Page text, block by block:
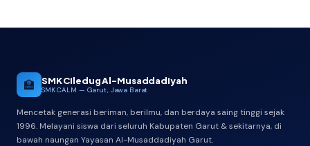
🏫 SMK Ciledug Al-Musaddadiyah
SMK CALM — Garut, Jawa Barat
Mencetak generasi beriman, berilmu, dan berdaya saing tinggi sejak
1996. Melayani siswa dari seluruh Kabupaten Garut & sekitarnya, di
bawah naungan Yayasan Al-Musaddadiyah Garut.